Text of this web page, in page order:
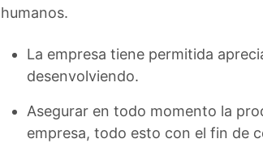
humanos.
La empresa tiene permitida
desenvolviendo.
Asegurar en todo momento la
empresa, todo esto con el fin de